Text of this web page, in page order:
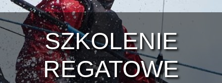
SZKOLENIE
REGATOWE